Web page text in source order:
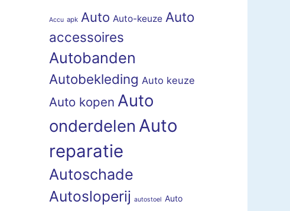
Accu apk Auto Auto-keuze Auto
accessoires
Autobanden
Autobekleding Auto keuze
Auto kopen Auto
onderdelen Auto
reparatie
Autoschade
Autosloperij autostoel Auto